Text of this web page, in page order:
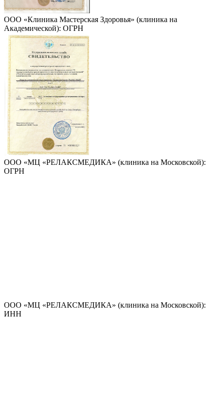
ООО «Клиника Мастерская Здоровья» (клиника на
Академической): ОГРН
ООО «МЦ «РЕЛАКСМЕДИКА» (клиника на Московской):
ОГРН
ООО «МЦ «РЕЛАКСМЕДИКА» (клиника на Московской):
ИНН